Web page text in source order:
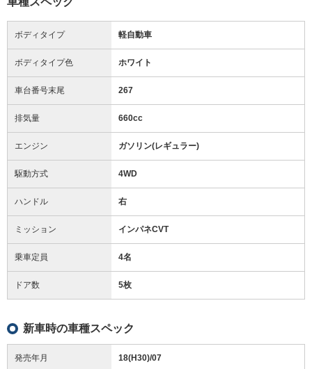
ボディタイプ 軽自動車
ボディタイプ色 ホワイト
車台番号末尾 267
排気量 660cc
エンジン ガソリン(レギュラー)
駆動方式 4WD
ハンドル 右
ミッション インパネCVT
乗車定員 4名
ドア数 5枚
新車時の車種スペック
発売年月 18(H30)/07